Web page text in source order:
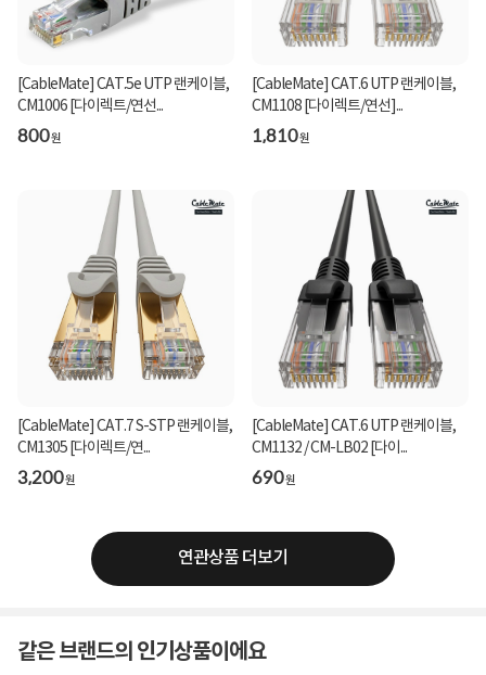
[CableMate] CAT.5e UTP 랜케이블,
CM1006 [다이렉트/연선...
800원
[CableMate] CAT.6 UTP 랜케이블,
CM1108 [다이렉트/연선]...
1,810원
[CableMate] CAT.7 S-STP 랜케이블,
CM1305 [다이렉트/연...
3,200원
[CableMate] CAT.6 UTP 랜케이블,
CM1132 / CM-LB02 [다이...
690원
연관상품 더보기
같은 브랜드의 인기상품이에요